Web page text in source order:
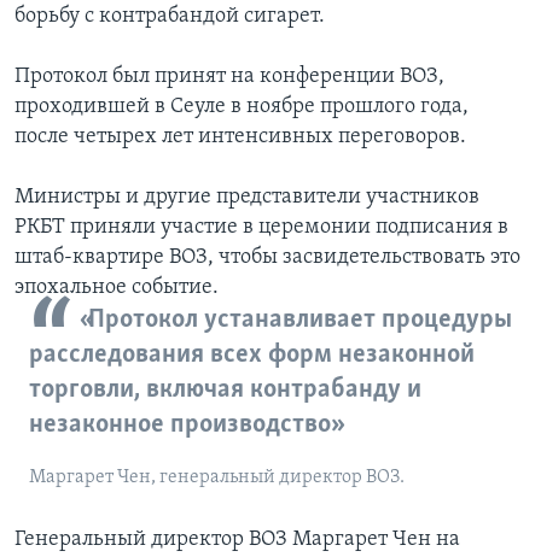
борьбу с контрабандой сигарет.
Протокол был принят на конференции ВОЗ,
проходившей в Сеуле в ноябре прошлого года,
после четырех лет интенсивных переговоров.
Министры и другие представители участников
РКБТ приняли участие в церемонии подписания в
штаб-квартире ВОЗ, чтобы засвидетельствовать это
эпохальное событие.
«Протокол устанавливает процедуры
расследования всех форм незаконной
торговли, включая контрабанду и
незаконное производство»
Маргарет Чен, генеральный директор ВОЗ.
Генеральный директор ВОЗ Маргарет Чен на